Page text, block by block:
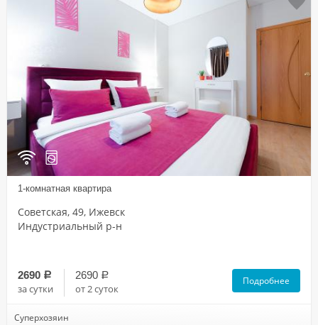
1-комнатная квартира
Советская, 49, Ижевск
Индустриальный р-н
2690 a
за сутки
2690 a
от 2 суток
Подробнее
Суперхозяин